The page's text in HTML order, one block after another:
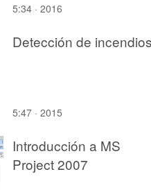
5:34 · 2016
Detección de
5:47 · 2015
Introducción a MS
Project 2007